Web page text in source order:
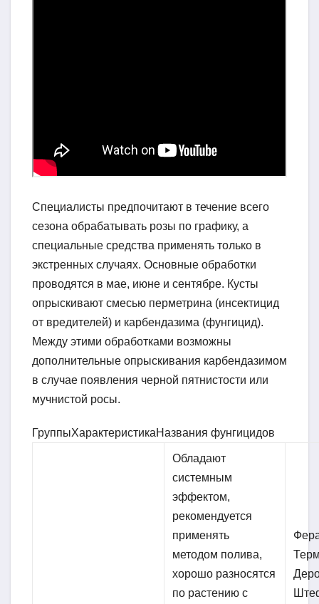
Специалисты предпочитают в течение всего
сезона обрабатывать розы по графику, а
специальные средства применять только в
экстренных случаях. Основные обработки
проводятся в мае, июне и сентябре. Кусты
опрыскивают смесью перметрина (инсектицид
от вредителей) и карбендазима (фунгицид).
Между этими обработками возможны
дополнительные опрыскивания карбендазимом
в случае появления черной пятнистости или
мучнистой росы.
ГруппыХарактеристикаНазвания фунгицидов
Обладают
системным
эффектом,
рекомендуется
применять
методом полива,
хорошо разносятся
по растению с